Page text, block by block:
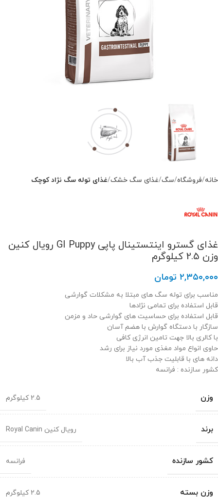
خانه فروشگاه سگ غذای سگ خشک غذای توله سگ نژاد کوچک
غذای گسترو اینتستینال پاپی GI Puppy رویال کنین
وزن 2.5 کیلوگرم
۲,۳۵۰,۰۰۰ تومان
مناسب برای توله سگ های مبتلا به مشکلات گوارشی
قابل استفاده برای تمامی نژادها
قابل استفاده برای حساسیت های گوارشی حاد و مزمن
سازگار با دستگاه گوارش با هضم آسان
با کالری بالا جهت تامین انرژی کافی
حاوی انواع مواد مغذی مورد نیاز برای رشد
دانه های با قابلیت جذب آب بالا
کشور سازنده : فرانسه
وزن 2.5 کیلوگرم
برند رویال کنین Royal Canin
کشور سازنده فرانسه
وزن بسته 2.5 کیلوگرم